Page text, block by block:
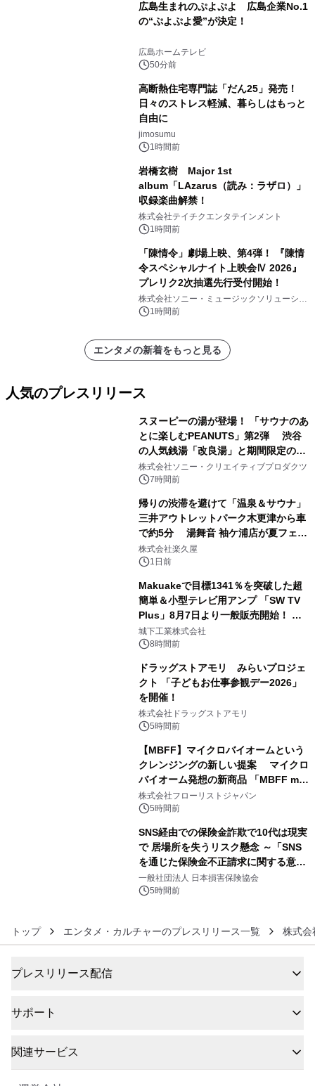
広島生まれのぷよぷよ 広島企業No.1
の“ぷよぷよ愛”が決定！
広島ホームテレビ
50分前
高断熱住宅専門誌「だん25」発売！
日々のストレス軽減、暮らしはもっと
自由に
jimosumu
1時間前
岩橋玄樹 Major 1st
album「LAzarus（読み：ラザロ）」
収録楽曲解禁！
株式会社テイチクエンタテインメント
1時間前
「陳情令」劇場上映、第4弾！ 『陳情
令スペシャルナイト上映会Ⅳ 2026』
プレリク2次抽選先行受付開始！
株式会社ソニー・ミュージックソリューショ
ンズ1時間前
エンタメの新着をもっと見る
人気のプレスリリース
スヌーピーの湯が登場！ 「サウナのあ
とに楽しむPEANUTS」第2弾 渋谷
の人気銭湯「改良湯」と期間限定のコ
ラボレーション サウナイキタイコラ
ボグッズも発売決定！
株式会社ソニー・クリエイティブプロダクツ
7時間前
帰りの渋滞を避けて「温泉＆サウナ」
三井アウトレットパーク木更津から車
で約5分 湯舞音 袖ケ浦店が夏フェア
メニューを提供
株式会社楽久屋
1日前
Makuakeで目標1341％を突破した超
簡単＆小型テレビ用アンプ 「SW TV
Plus」8月7日より一般販売開始！ ケ
ーブル1本つなぐだけ、テレビの音が
ぐっと豊かに
城下工業株式会社
8時間前
ドラッグストアモリ みらいプロジェ
クト 「子どもお仕事参観デー2026」
を開催！
株式会社ドラッグストアモリ
5時間前
【MBFF】マイクロバイオームという
クレンジングの新しい提案 マイクロ
バイオーム発想の新商品 「MBFF mb
クレンジングPRO」を2026年8月6日
発売
株式会社フローリストジャパン
5時間前
SNS経由での保険金詐欺で10代は現実
で 居場所を失うリスク懸念 ～「SNS
を通じた保険金不正請求に関する意識
調査」を実施、 認知度の低さも浮き彫
りに～
一般社団法人 日本損害保険協会
5時間前
トップ エンタメ・カルチャーのプレスリリース一覧 株式会
プレスリリース配信
サポート
関連サービス